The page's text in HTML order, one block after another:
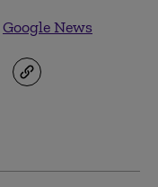
Google News